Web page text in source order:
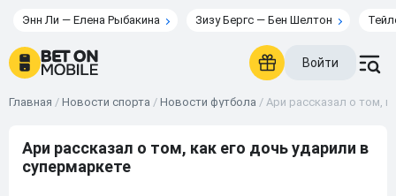
Энн Ли — Елена Рыбакина Зизу Бергс — Бен Шелтон
Войти
Главная / Новости спорта / Новости футбола / Ари рассказал о том,
Ари рассказал о том, как его дочь ударили в
супермаркете